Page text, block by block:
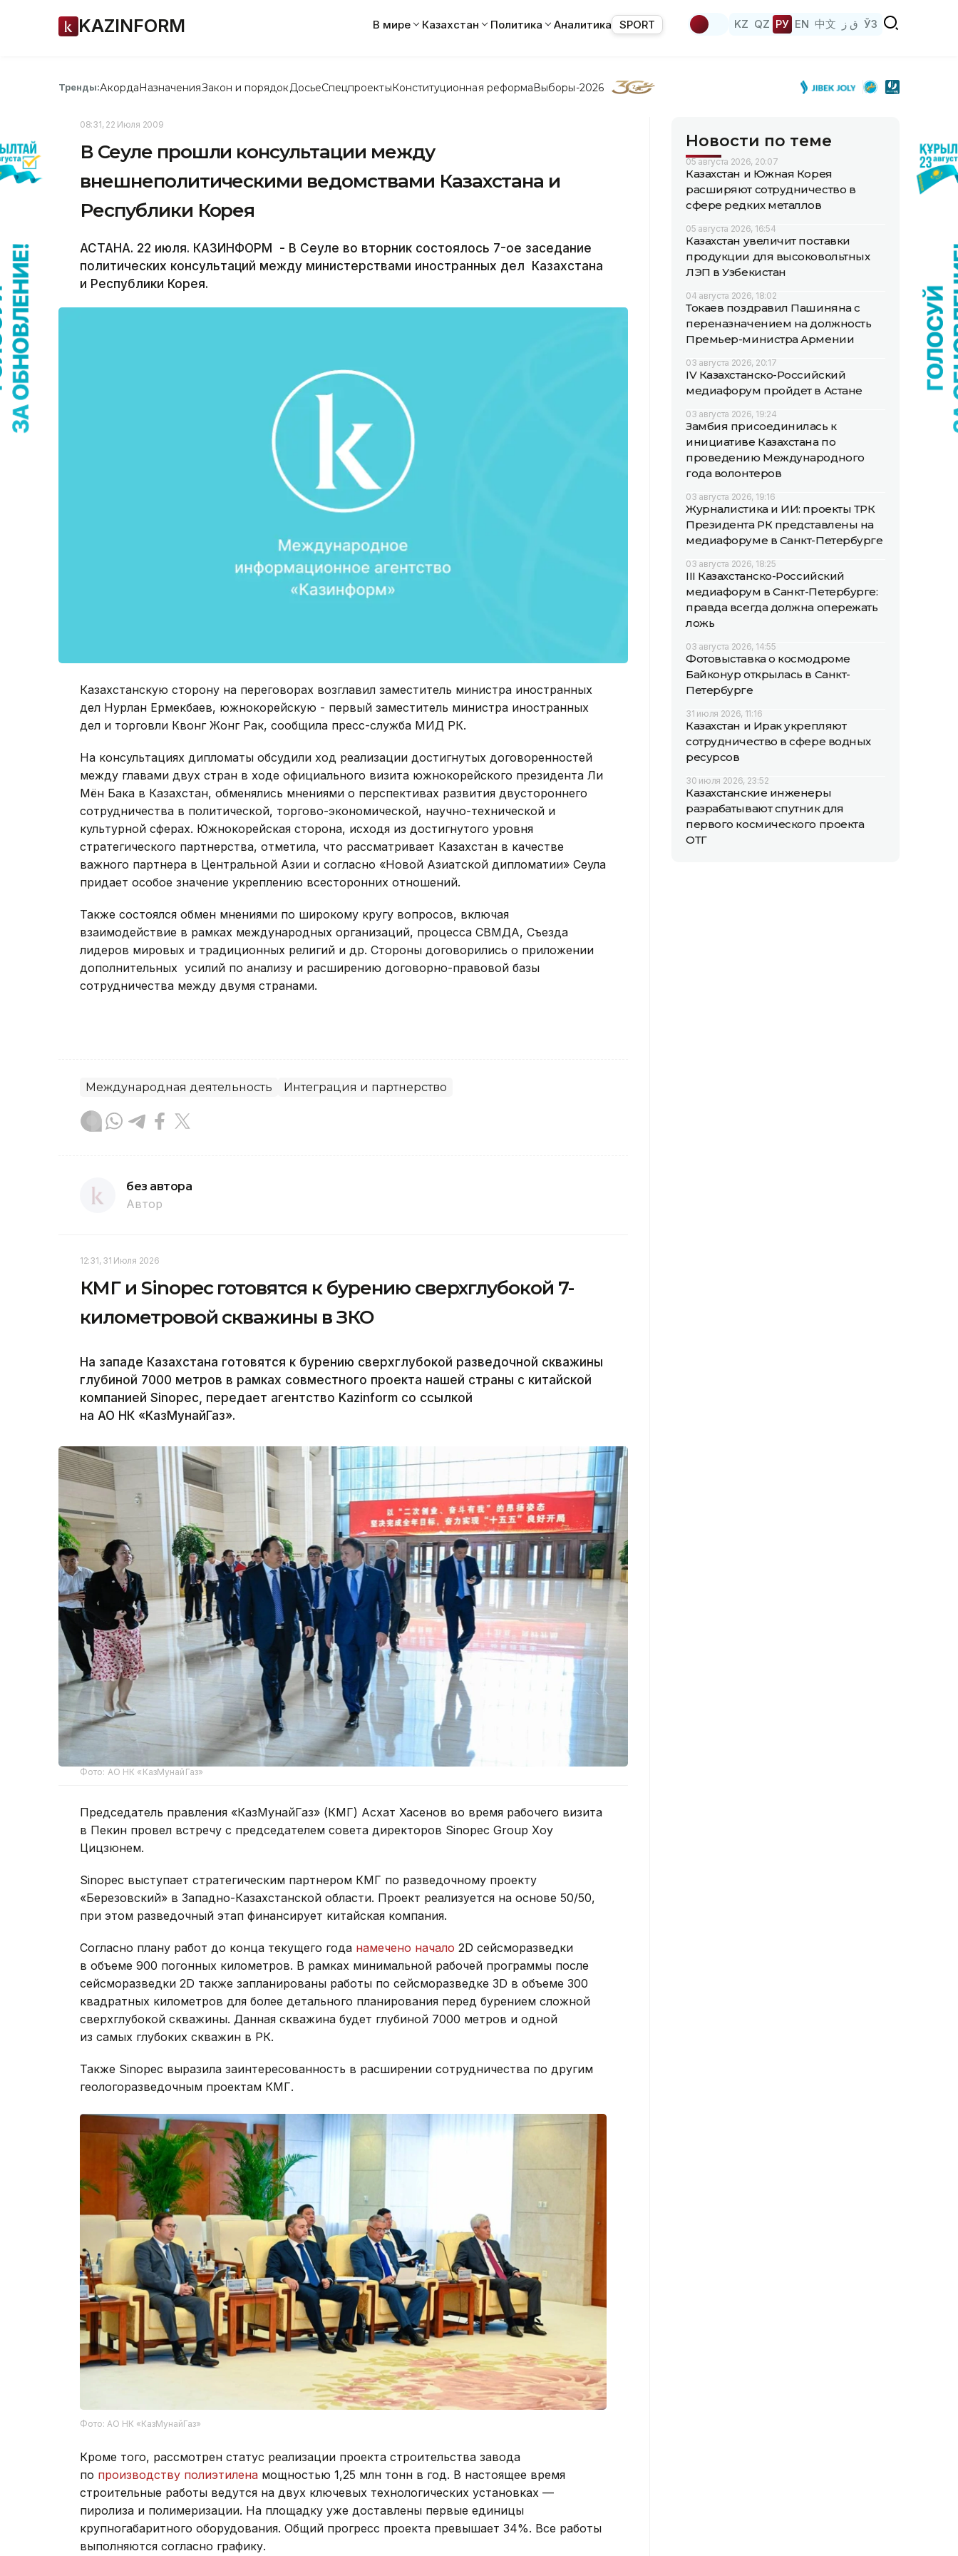
KAZINFORM В мире Казахстан Политика Аналитика SPORT KZ QZ РУ EN 中文 ق ز ЎЗ
Тренды:АкордаНазначенияЗакон и порядок ДосьеСпецпроектыКонституционная реформаВыборы-2026
08:31, 22 Июля 2009
В Сеуле прошли консультации между
внешнеполитическими ведомствами Казахстана и
Республики Корея
АСТАНА. 22 июля. КАЗИНФОРМ - В Сеуле во вторник состоялось 7-ое заседание
политических консультаций между министерствами иностранных дел Казахстана
и Республики Корея.
Казахстанскую сторону на переговорах возглавил заместитель министра иностранных
дел Нурлан Ермекбаев, южнокорейскую - первый заместитель министра иностранных
дел и торговли Квонг Жонг Рак, сообщила пресс-служба МИД РК.
На консультациях дипломаты обсудили ход реализации достигнутых договоренностей
между главами двух стран в ходе официального визита южнокорейского президента Ли
Мён Бака в Казахстан, обменялись мнениями о перспективах развития двустороннего
сотрудничества в политической, торгово-экономической, научно-технической и
культурной сферах. Южнокорейская сторона, исходя из достигнутого уровня
стратегического партнерства, отметила, что рассматривает Казахстан в качестве
важного партнера в Центральной Азии и согласно «Новой Азиатской дипломатии» Сеула
придает особое значение укреплению всесторонних отношений.
Также состоялся обмен мнениями по широкому кругу вопросов, включая
взаимодействие в рамках международных организаций, процесса СВМДА, Съезда
лидеров мировых и традиционных религий и др. Стороны договорились о приложении
дополнительных усилий по анализу и расширению договорно-правовой базы
сотрудничества между двумя странами.
Международная деятельность Интеграция и партнерство
без автора
Автор
12:31, 31 Июля 2026
КМГ и Sinopec готовятся к бурению сверхглубокой 7-
километровой скважины в ЗКО
На западе Казахстана готовятся к бурению сверхглубокой разведочной скважины
глубиной 7000 метров в рамках совместного проекта нашей страны с китайской
компанией Sinopec, передает агентство Kazinform со ссылкой
на АО НК «КазМунайГаз».
Фото: АО НК «КазМунайГаз»
Председатель правления «КазМунайГаз» (КМГ) Асхат Хасенов во время рабочего визита
в Пекин провел встречу с председателем совета директоров Sinopec Group Хоу
Цицзюнем.
Sinopec выступает стратегическим партнером КМГ по разведочному проекту
«Березовский» в Западно-Казахстанской области. Проект реализуется на основе 50/50,
при этом разведочный этап финансирует китайская компания.
Согласно плану работ до конца текущего года намечено начало 2D сейсморазведки
в объеме 900 погонных километров. В рамках минимальной рабочей программы после
сейсморазведки 2D также запланированы работы по сейсморазведке 3D в объеме 300
квадратных километров для более детального планирования перед бурением сложной
сверхглубокой скважины. Данная скважина будет глубиной 7000 метров и одной
из самых глубоких скважин в РК.
Также Sinopec выразила заинтересованность в расширении сотрудничества по другим
геологоразведочным проектам КМГ.
Фото: АО НК «КазМунайГаз»
Кроме того, рассмотрен статус реализации проекта строительства завода
по производству полиэтилена мощностью 1,25 млн тонн в год. В настоящее время
строительные работы ведутся на двух ключевых технологических установках —
пиролиза и полимеризации. На площадку уже доставлены первые единицы
крупногабаритного оборудования. Общий прогресс проекта превышает 34%. Все работы
выполняются согласно графику.
Новости по теме
05 августа 2026, 20:07
Казахстан и Южная Корея
расширяют сотрудничество в
сфере редких металлов
05 августа 2026, 16:54
Казахстан увеличит поставки
продукции для высоковольтных
ЛЭП в Узбекистан
04 августа 2026, 18:02
Токаев поздравил Пашиняна с
переназначением на должность
Премьер-министра Армении
03 августа 2026, 20:17
IV Казахстанско-Российский
медиафорум пройдет в Астане
03 августа 2026, 19:24
Замбия присоединилась к
инициативе Казахстана по
проведению Международного
года волонтеров
03 августа 2026, 19:16
Журналистика и ИИ: проекты ТРК
Президента РК представлены на
медиафоруме в Санкт-Петербурге
03 августа 2026, 18:25
III Казахстанско-Российский
медиафорум в Санкт-Петербурге:
правда всегда должна опережать
ложь
03 августа 2026, 14:55
Фотовыставка о космодроме
Байконур открылась в Санкт-
Петербурге
31 июля 2026, 11:16
Казахстан и Ирак укрепляют
сотрудничество в сфере водных
ресурсов
30 июля 2026, 23:52
Казахстанские инженеры
разрабатывают спутник для
первого космического проекта
ОТГ